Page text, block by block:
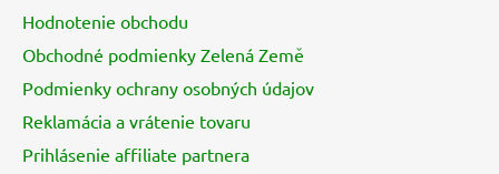
Hodnotenie obchodu
Obchodné podmienky Zelená Země
Podmienky ochrany osobných údajov
Reklamácia a vrátenie tovaru
Prihlásenie affiliate partnera